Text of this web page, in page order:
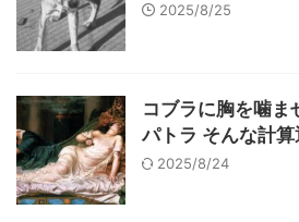
2025/8/25
コブラに胸を噛ま
パトラ そんな計
2025/8/24